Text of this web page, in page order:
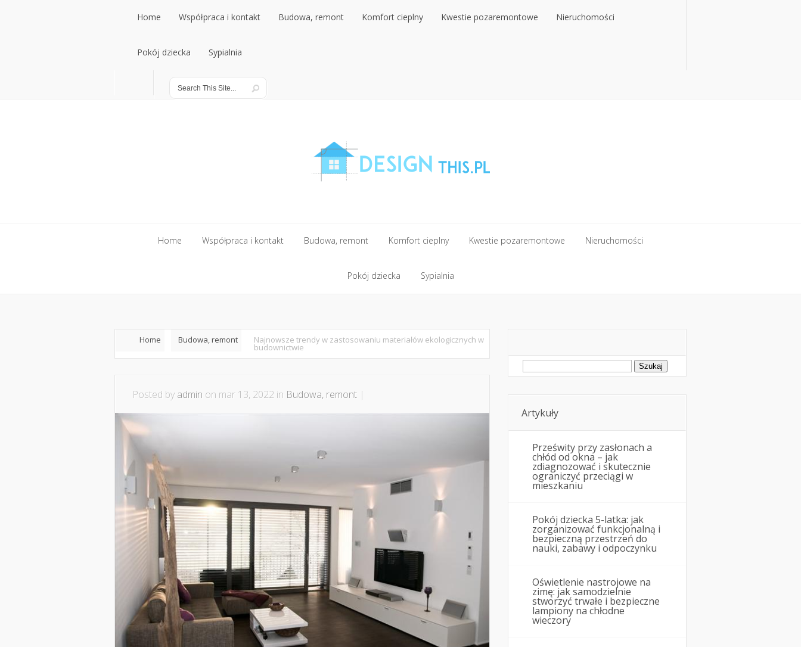
Home
Home
Współpraca i kontakt
Współpraca i kontakt
Budowa, remont Komfort cieplny Kwestie pozaremontowe Nieruchomości
Pokój dziecka
Pokój dziecka
Sypialnia
Sypialnia
Home Współpraca i kontakt Budowa, remont
Budowa, remont
Komfort cieplny
Komfort cieplny
Kwestie pozaremontowe Nieruchomości
Pokój dziecka Sypialnia
Home Budowa, remont Najnowsze trendy w zastosowaniu materiałów ekologicznych w
budownictwie
Posted by admin on mar 13, 2022 in Budowa, remont |
Szukaj:
Artykuły
Prześwity przy zasłonach a
chłód od okna – jak
zdiagnozować i skutecznie
ograniczyć przeciągi w
mieszkaniu
Pokój dziecka 5-latka: jak
zorganizować funkcjonalną i
bezpieczną przestrzeń do
nauki, zabawy i odpoczynku
Oświetlenie nastrojowe na
zimę: jak samodzielnie
stworzyć trwałe i bezpieczne
lampiony na chłodne
wieczory